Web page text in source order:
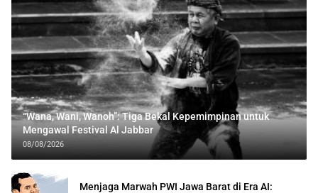
“Wana, Wani, Wanoh”: Tiga Bekal Kepemimpinan untuk
Mengawal Festival Al Jabbar
08/08/2026
Menjaga Marwah PWI Jawa Barat di Era AI: